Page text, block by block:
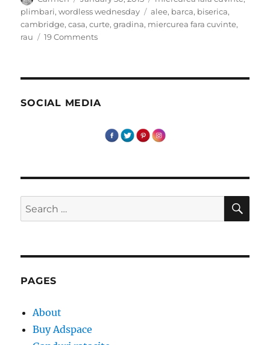
on
plimbari,wordless wednesday Tags
alee, barca, biserica,
cambridge,casa,curte,gradina, miercurea fara cuvinte,
rau
19 Commentson
Cambridge,
SOCIAL MEDIA
Search
for:
PAGES
About
Buy Adspace